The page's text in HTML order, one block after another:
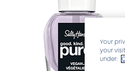
Your
your
under: